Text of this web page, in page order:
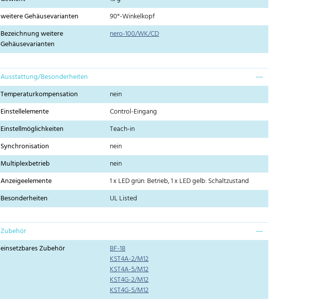
weitere Gehäusevarianten
90°-Winkelkopf
Bezeichnung weitere
Gehäusevarianten
nero-100/WK/CD
Ausstattung/Besonderheiten
Temperaturkompensation
nein
Einstellelemente
Control-Eingang
Einstellmöglichkeiten
Teach-in
Synchronisation
nein
Multiplexbetrieb
nein
Anzeigeelemente
1 x LED grün: Betrieb, 1 x LED gelb: Schaltzustand
Besonderheiten
UL Listed
Zubehör
einsetzbares Zubehör
BF-18
KST4A-2/M12
KST4A-5/M12
KST4G-2/M12
KST4G-5/M12